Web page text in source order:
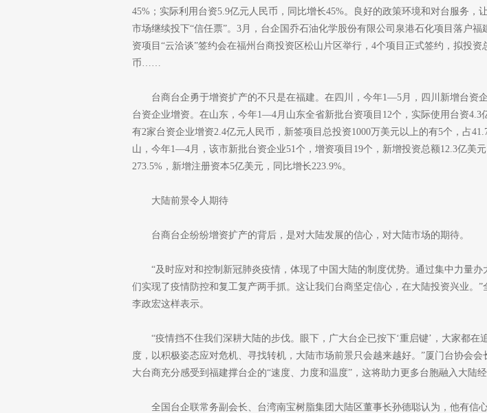
45%；实际利用台资5.9亿元人民币，同比增长45%。良好的政策环境和对台服务，
市场继续投下“信任票”。3月，台企国乔石油化学股份有限公司泉港石化项目落户福
资项目“云洽谈”签约会在福州台商投资区松山片区举行，4个项目正式签约，拟投资
币……
台商台企勇于增资扩产的不只是在福建。在四川，今年1—5月，四川新增台资
台资企业增资。在山东，今年1—4月山东全省新批台资项目12个，实际使用台资4.3
有2家台资企业增资2.4亿元人民币，新签项目总投资1000万美元以上的有5个，占
山，今年1—4月，该市新批台资企业51个，增资项目19个，新增投资总额12.3亿美
273.5%，新增注册资本5亿美元，同比增长223.9%。
大陆前景令人期待
台商台企纷纷增资扩产的背后，是对大陆发展的信心，对大陆市场的期待。
“及时应对和控制新冠肺炎疫情，体现了中国大陆的制度优势。通过集中力量办
们实现了疫情防控和复工复产两手抓。这让我们台商坚定信心，在大陆投资兴业。”
李政宏这样表示。
“疫情挡不住我们深耕大陆的步伐。眼下，广大台企已按下‘重启键’，大家都在
度，以积极姿态应对危机、寻找转机，大陆市场前景只会越来越好。”厦门台协会会
大台商充分感受到福建撑台企的“速度、力度和温度”，这将助力更多台胞融入大陆经
全国台企联常务副会长、台湾南宝树脂集团大陆区董事长孙德聪认为，他有信